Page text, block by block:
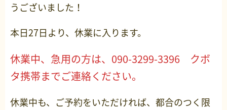
うございました！
本日27日より、休業に入ります。
休業中、急用の方は、090-3299-3396 クボ
タ携帯までご連絡ください。
休業中も、ご予約をいただければ、都合のつく限